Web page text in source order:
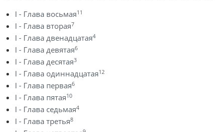
I - Глава восьмая11
I - Глава вторая7
I - Глава двенадцатая4
I - Глава девятая6
I - Глава десятая3
I - Глава одиннадцатая12
I - Глава первая6
I - Глава пятая10
I - Глава седьмая4
I - Глава третья8